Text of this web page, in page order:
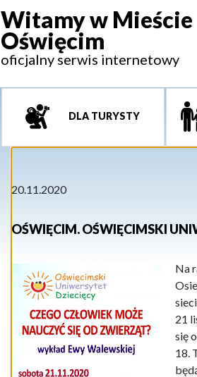
Witamy w Mieście
Oświęcim
oficjalny serwis internetowy
DLA TURYSTY
20.11.2020
OŚWIĘCIM. OŚWIĘCIMSKI
Na
21
się
18.